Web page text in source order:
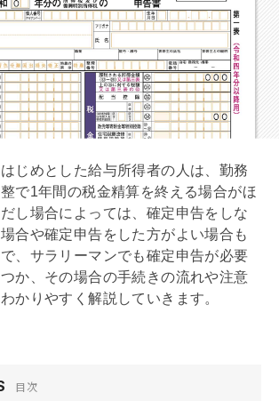
じめとした給与所得者の人は、勤務
で1年間の税金精算を終える場合がほ
し場合によっては、確定申告をしな
合や確定申告をした方がよい場合も
、サラリーマンでも確定申告が必要
か、その場合の手続きの流れや注意
かりやすく解説していきます。
目次